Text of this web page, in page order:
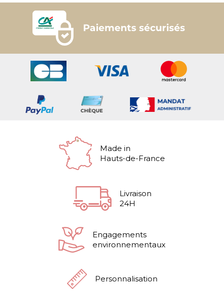
Made in
Hauts-de-France
Livraison
24H
Engagements
environnementaux
Personnalisation